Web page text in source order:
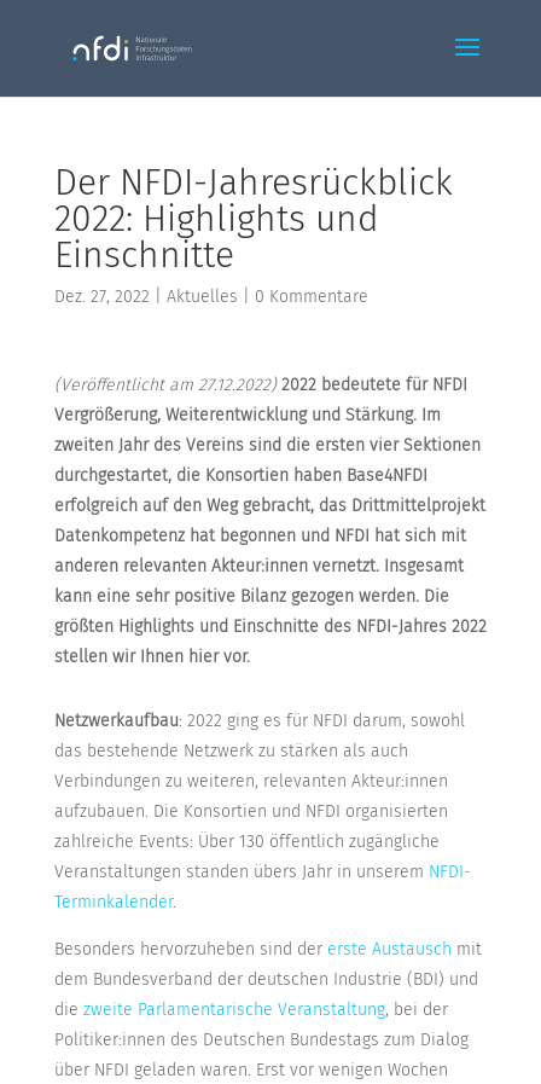
Der NFDI-Jahresrückblick
2022: Highlights und
Einschnitte
Dez. 27, 2022 Aktuelles 0 Kommentare
(Veröffentlicht am 27.12.2022)2022 bedeutete für NFDI
Vergrößerung, Weiterentwicklung und Stärkung. Im
zweiten Jahr des Vereins sind die ersten vier Sektionen
durchgestartet, die Konsortien haben Base4NFDI
erfolgreich auf den Weg gebracht, das Drittmittelprojekt
Datenkompetenz hat begonnen und NFDI hat sich mit
anderen relevanten Akteur:innen vernetzt. Insgesamt
kann eine sehr positive Bilanz gezogen werden. Die
größten Highlights und Einschnitte des NFDI-Jahres 2022
stellen wir Ihnen hier vor.
Netzwerkaufbau: 2022 ging es für NFDI darum, sowohl
das bestehende Netzwerk zu stärken als auch
Verbindungen zu weiteren, relevanten Akteur:innen
aufzubauen. Die Konsortien und NFDI organisierten
zahlreiche Events: Über 130 öffentlich zugängliche
Veranstaltungen standen übers Jahr in unserem NFDI-
Terminkalender.
Besonders hervorzuheben sind der erste Austausch mit
dem Bundesverband der deutschen Industrie (BDI) und
die zweite Parlamentarische Veranstaltung, bei der
Politiker:innen des Deutschen Bundestags zum Dialog
über NFDI geladen waren. Erst vor wenigen Wochen